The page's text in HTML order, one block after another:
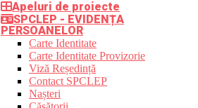
Apeluri de proiecte
SPCLEP - EVIDENȚA
PERSOANELOR
Carte Identitate
Carte Identitate Provizorie
Viză Reședință
Contact SPCLEP
Nașteri